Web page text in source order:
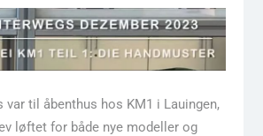
var til åbenthus hos KM1 i Lauingen,
løftet for både nye modeller og